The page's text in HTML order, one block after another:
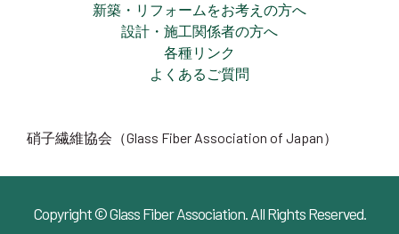
新築・リフォームをお考えの方へ
設計・施工関係者の方へ
各種リンク
よくあるご質問
硝子繊維協会（Glass Fiber Association of Japan）
Copyright © Glass Fiber Association. All Rights Reserved.